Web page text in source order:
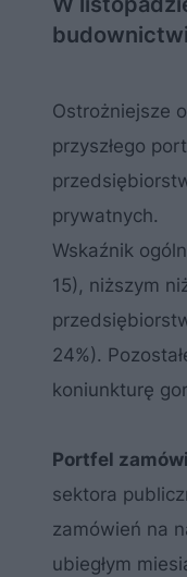
Ostrożniejsze
przyszłego
prywatnych.
Wskaźnik
15), niższym
24%).
koniunkturę
Portfel
sektora
zamówień na
ubiegłym